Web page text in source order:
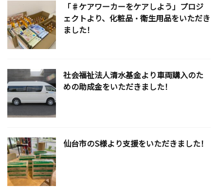
「♯ケアワーカーをケアしよう」プロジ
ェクトより、化粧品・衛生用品をいただき
ました！
社会福祉法人清水基金より車両購入のた
めの助成金をいただきました！
仙台市のS様より支援をいただきました！